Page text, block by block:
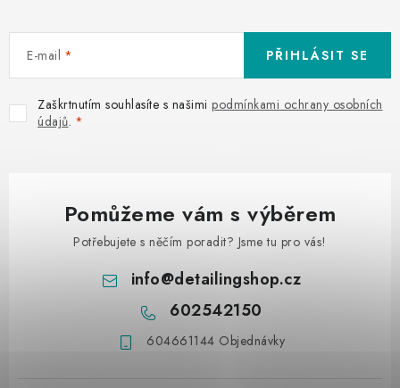
E-mail
Zaškrtnutím souhlasíte s našimi podmínkami ochrany osobních
údajů.
PŘIHLÁSIT SE
Pomůžeme vám s výběrem
Potřebujete s něčím poradit? Jsme tu pro vás!
info@detailingshop.cz
602542150
604661144 Objednávky